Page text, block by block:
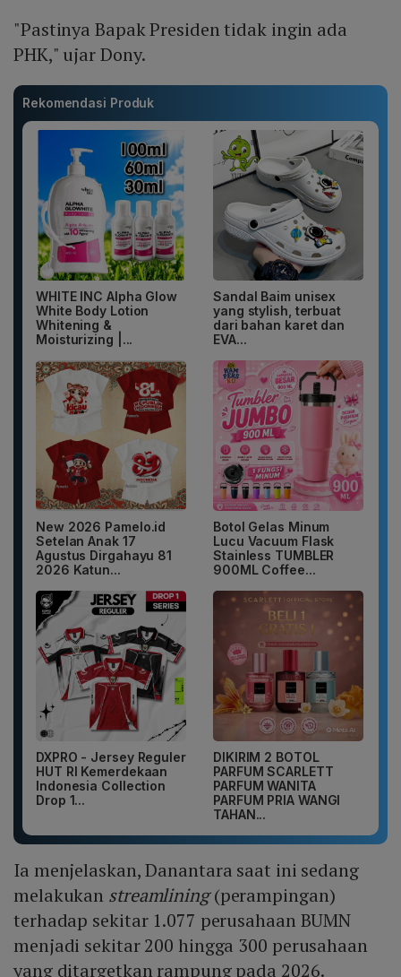
"Pastinya Bapak Presiden tidak ingin ada
PHK," ujar Dony.
Rekomendasi Produk
WHITE INC Alpha Glow
White Body Lotion
Whitening &
Moisturizing |...
Sandal Baim unisex
yang stylish, terbuat
dari bahan karet dan
EVA...
New 2026 Pamelo.id
Setelan Anak 17
Agustus Dirgahayu 81
2026 Katun...
Botol Gelas Minum
Lucu Vacuum Flask
Stainless TUMBLER
900ML Coffee...
DXPRO - Jersey Reguler
HUT RI Kemerdekaan
Indonesia Collection
Drop 1...
DIKIRIM 2 BOTOL
PARFUM SCARLETT
PARFUM WANITA
PARFUM PRIA WANGI
TAHAN...
Ia menjelaskan, Danantara saat ini sedang
melakukan streamlining(perampingan)
terhadap sekitar 1.077 perusahaan BUMN
menjadi sekitar 200 hingga 300 perusahaan
yang ditargetkan rampung pada 2026.